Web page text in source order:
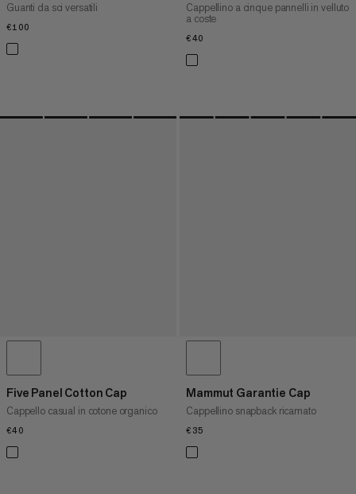
Guanti da sci versatili
€100
Cappellino a cinque pannelli in velluto
a coste
€40
Five Panel Cotton Cap
Cappello casual in cotone organico
€40
Mammut Garantie Cap
Cappellino snapback ricamato
€35